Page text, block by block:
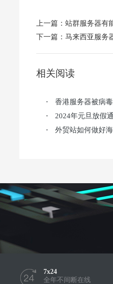
上一篇： 站群服务器有
下一篇： 马来西亚服务
相关阅读
· 香港服务器被病
· 2024年元旦放假
· 外贸站如何做好
7x24
全年不间断在线